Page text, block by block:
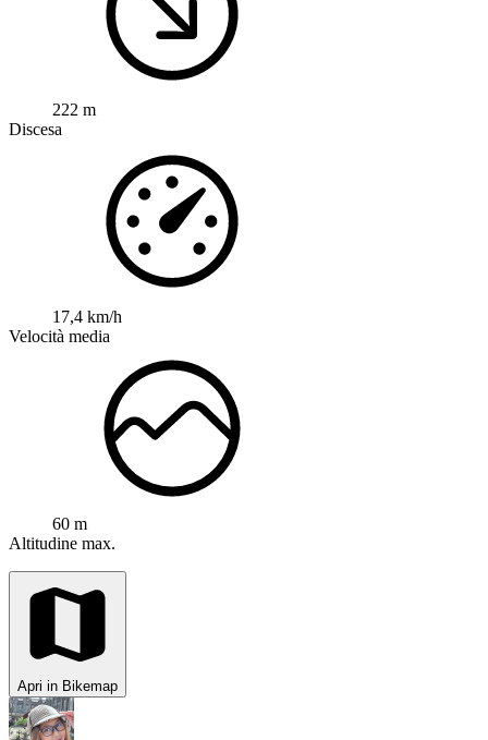
222 m
Discesa
17,4 km/h
Velocità media
60 m
Altitudine max.
Apri in Bikemap